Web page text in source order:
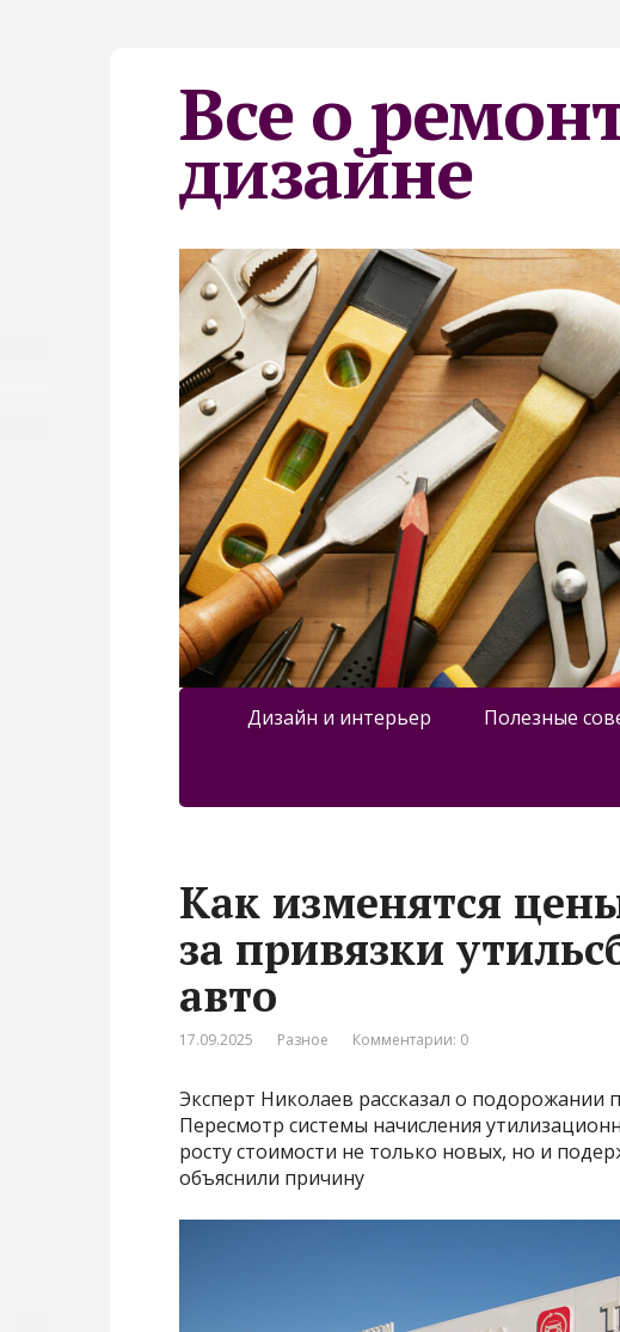
Все о
дизайне
Дизайн и интерьер Полезные
Как изменятся
за привязки
авто
17.09.2025 Разное Комментарии: 0
Эксперт Николаев рассказал о
Пересмотр системы начисления
росту стоимости не только новых, но и
объяснили причину